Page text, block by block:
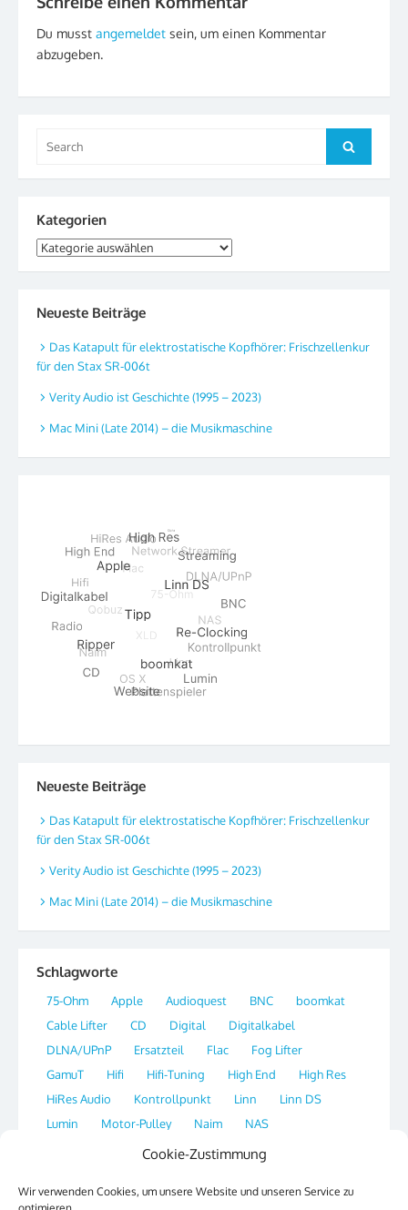
Cookie-Zustimmung
Wir verwenden Cookies, um unsere Website und unseren Service zu
Du musst angemeldet sein, um einen Kommentar
abzugeben.
for:
Search
Kategorien
Kategorien
Neueste Beiträge
Das Katapult für elektrostatische Kopfhörer: Frischzellenkur
für den Stax SR-006t
Verity Audio ist Geschichte (1995 – 2023)
Mac Mini (Late 2014) – die Musikmaschine
Neueste Beiträge
Das Katapult für elektrostatische Kopfhörer: Frischzellenkur
für den Stax SR-006t
Verity Audio ist Geschichte (1995 – 2023)
Mac Mini (Late 2014) – die Musikmaschine
Schlagworte
75-Ohm Apple Audioquest BNC
boomkat
Cable Lifter
CD Digital
Digitalkabel
DLNA/UPnP
Ersatzteil Flac
Fog Lifter
GamuT
Hifi Hifi-Tuning High End
High Res
HiRes Audio
Kontrollpunkt Linn
Linn DS
Lumin
Motor-Pulley Naim
NAS
Network Streamer
OS X Plattenspieler
Sirius
SSH Streaming Switch Synology